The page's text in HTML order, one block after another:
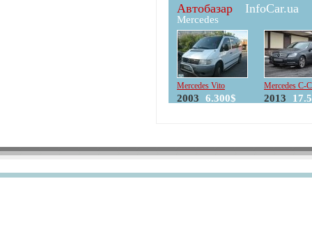
Автобазар InfoCar.ua
Mercedes
Mercedes Vito
2003 6.300$
Mercedes C-
2013